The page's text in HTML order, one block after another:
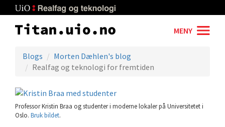
to
main
MENY
Blogs
Morten Dæhlen's blog
Realfag og teknologi for fremtiden
Professor Kristin Braa og studenter i moderne lokaler på Universitetet i
Oslo. Bruk bildet.